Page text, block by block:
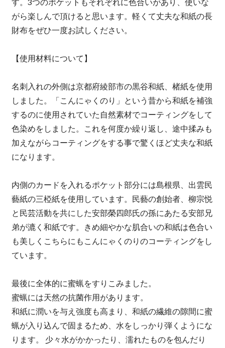
がら楽しんで頂けると思います。軽くて丈夫な和紙の長
財布をぜひ一度お試しください。
【使用材料について】
名刺入れの外側は京都府綾部市の黒谷和紙、楮紙を使用
しました。「こんにゃくのり」という昔から和紙を補強
するのに使用されていた自然素材でコーティングをして
色染めをしました。これを何度か繰り返し、途中揉みも
加えながらコーティングをする事で驚くほど丈夫な和紙
になります。
内側のカードを入れるポケット部分には島根県、出雲民
藝紙の三椏紙を使用しています。民藝の創始者、柳宗悦
と民芸活動を共にした安部榮四郎氏の孫にあたる安部兄
弟が漉く和紙です。きめ細やかな肌合いの和紙は色合い
も美しくこちらにもこんにゃくのりのコーティングをし
ています。
最後に全体的に蜜蝋をすりこみました。
蜜蝋には天然の抗菌作用があります。
和紙に潤いを与え強度も高まり、和紙の繊維の隙間に蜜
蝋が入り込んで固まるため、水をしっかり弾くようにな
ります。 少々水がかかったり、濡れたものを包んだり